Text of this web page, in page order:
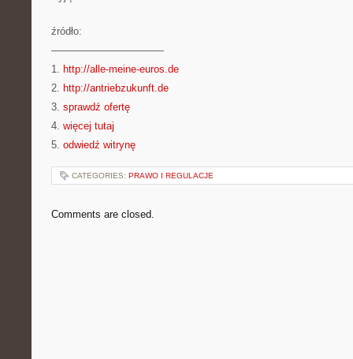
źródło:
———————————
1. http://alle-meine-euros.de
2. http://antriebzukunft.de
3. sprawdź ofertę
4. więcej tutaj
5. odwiedź witrynę
CATEGORIES: PRAWO I REGULACJE
Comments are closed.